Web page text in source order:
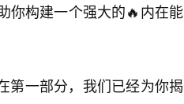
你构建一个强大的🔥内在能
第一部分，我们已经为你揭